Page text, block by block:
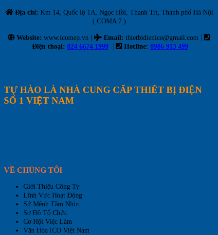
Địa chỉ: Km 14, Quốc lộ 1A, Ngọc Hồi, Thanh Trì, Thành phố Hà Nội
( COMA 7 )
Website: www.icomep.vn | Email: thietbidienico@gmail.com |
Điện thoại: 024 6674 1999 | Hotline: 0986 913 499
TỰ HÀO LÀ NHÀ CUNG CẤP THIẾT BỊ ĐIỆN
SỐ 1 VIỆT NAM
VỀ CHÚNG TÔI
Giới Thiệu Công Ty
Lĩnh Vực Hoạt Động
Sứ Mệnh Tầm Nhìn
Sơ Đồ Tổ Chức
Cơ Hội Việc Làm
Văn Hóa ICO Việt Nam